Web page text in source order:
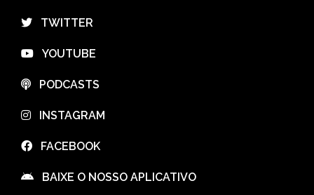
⠀TWITTER
⠀YOUTUBE
⠀PODCASTS
⠀INSTAGRAM
⠀FACEBOOK
⠀BAIXE O NOSSO APLICATIVO